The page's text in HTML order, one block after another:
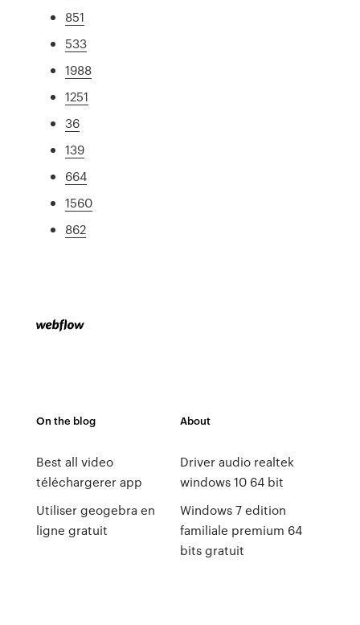
851
533
1988
1251
36
139
664
1560
862
On the blog
Best all video
téléchargerer app
Utiliser geogebra en
ligne gratuit
About
Driver audio realtek
windows 10 64 bit
Windows 7 edition
familiale premium 64
bits gratuit